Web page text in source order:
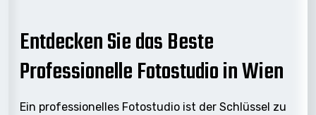
Entdecken Sie das Beste
Professionelle Fotostudio in Wien
Ein professionelles Fotostudio ist der Schlüssel zu